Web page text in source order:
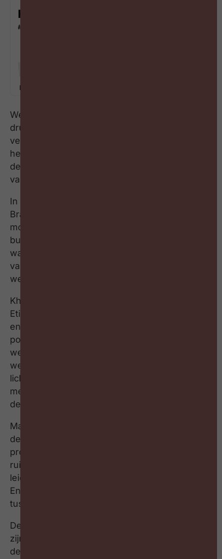
We leven in een tijd waarin waarheid onder
druk staat. De grens tussen feit en fictie
vervaagt. Wantrouwen groeit. Polarisatie lijkt
het nieuwe normaal. Maar is polarisatie per
definitie gevaarlijk? Of kan het zelfs een motor
van vooruitgang zijn?
In deze aflevering van #ZigZagHR
Brainpickings gaat Lesley Arens in gesprek met
moslimtheoloog Khalid Benhaddou en
businessfilosoof Jochanan Eynikel over
waarheid, identiteit, leiderschap en de impact
van maatschappelijke spanningen op de
werkvloer.
Khalid ontving recent de Leadership Award van
Etion voor zijn verbindend werk rond diversiteit
en dialoog. Samen onderzoeken we waarom
polarisatie niet nieuw is en soms zelfs
wenselijk en waarom we luisteren om te
weerleggen in plaats van te begrijpen. Khalid
licht het polarisatiemodel toe (de stille
meerderheid, de hypergeëngageerde burger,
de cynicus en de bruggenbouwer).
Maatschappelijke spanningen stoppen niet aan
de bedrijfspoort. Hoe creëer je als HR-
professional psychologische veiligheid én
ruimte voor verschil? Wat betekent inclusief
leiderschap in hybride teams onder tijdsdruk?
En hoe ga je om met morele spanningen
tussen medewerkers en leidinggevenden?
De hoopvolle boodschap: waarheidszoekers
zijn in de meerderheid. De meeste mensen
deugen. Maar de stille meerderheid moet zich